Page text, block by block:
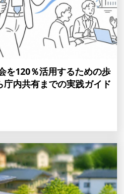
を120％活用するための歩
内共有までの実践ガイド